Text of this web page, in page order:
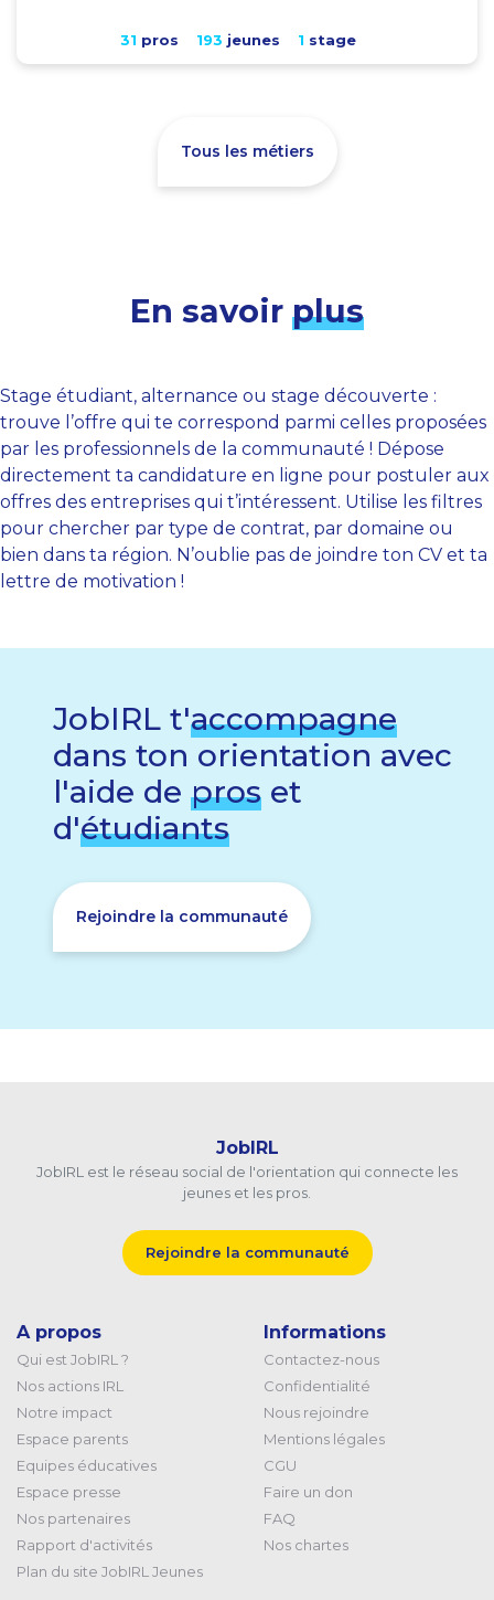
31 pros 193 jeunes 1 stage
Tous les métiers
En savoir plus
Stage étudiant, alternance ou stage découverte :
trouve l’offre qui te correspond parmi celles proposées
par les professionnels de la communauté ! Dépose
directement ta candidature en ligne pour postuler aux
offres des entreprises qui t’intéressent. Utilise les filtres
pour chercher par type de contrat, par domaine ou
bien dans ta région. N’oublie pas de joindre ton CV et ta
lettre de motivation !
JobIRL t'accompagne
dans ton orientation avec
l'aide de pros et
d'étudiants
Rejoindre la communauté
JobIRL
JobIRL est le réseau social de l'orientation qui connecte les
jeunes et les pros.
Rejoindre la communauté
A propos
Qui est JobIRL ?
Nos actions IRL
Notre impact
Espace parents
Equipes éducatives
Espace presse
Nos partenaires
Rapport d'activités
Plan du site JobIRL Jeunes
Informations
Contactez-nous
Confidentialité
Nous rejoindre
Mentions légales
CGU
Faire un don
FAQ
Nos chartes